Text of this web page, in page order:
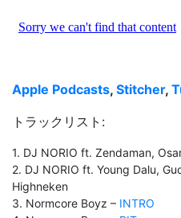
Apple Podcasts, Stitcher,
トラックリスト:
1. DJ NORIO ft. Zendaman,
2. DJ NORIO ft. Young Dalu,
Highneken
3. Normcore Boyz – INTRO